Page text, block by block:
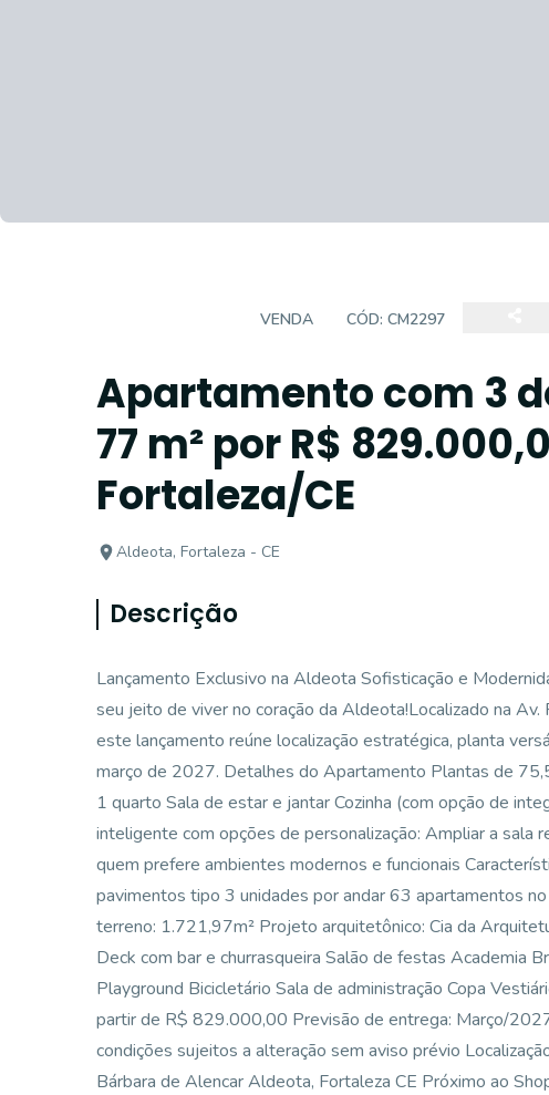
VENDA CÓD: CM2297
Apartamento com 3
77 m² por R$
Fortaleza/CE
Aldeota, Fortaleza - CE
Descrição
Lançamento Exclusivo na Aldeota Sofisticação e
seu jeito de viver no coração da Aldeota!Localizado na Av.
este lançamento reúne localização estratégica, planta
março de 2027. Detalhes do Apartamento Plantas de
1 quarto Sala de estar e jantar Cozinha (com opção de
inteligente com opções de personalização: Ampliar a sala
quem prefere ambientes modernos e funcionais
pavimentos tipo 3 unidades por andar 63 apartamentos
terreno: 1.721,97m² Projeto arquitetônico: Cia da
Deck com bar e churrasqueira Salão de festas Academia
Playground Bicicletário Sala de administração Copa
partir de R$ 829.000,00 Previsão de entrega: Março/
condições sujeitos a alteração sem aviso prévio
Bárbara de Alencar Aldeota, Fortaleza CE Próximo ao